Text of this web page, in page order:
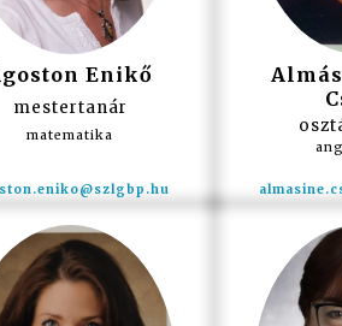
Enikő
mestertanár
matematika